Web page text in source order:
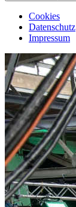
Cookies
Datenschutz
Impressum